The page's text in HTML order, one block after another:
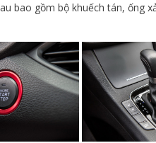
bao gồm bộ khuếch tán, ống